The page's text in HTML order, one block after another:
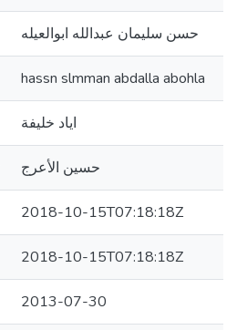
حسن سليمان عبدالله ابوالعيله
hassn slmman abdalla abohla
اياد خليفة
حسين الأعرج
2018-10-15T07:18:18Z
2018-10-15T07:18:18Z
2013-07-30